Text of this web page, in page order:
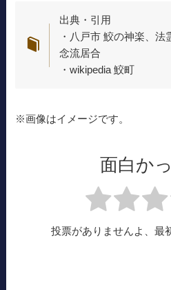
出典・引用
・八戸市 鮫の神楽、
念流居合
・wikipedia 鮫町
※画像はイメージです。
面白か
投票がありませんよ、最